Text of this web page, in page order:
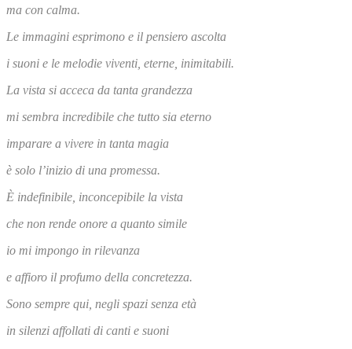
ma con calma.
Le immagini esprimono e il pensiero ascolta
i suoni e le melodie viventi, eterne, inimitabili.
La vista si acceca da tanta grandezza
mi sembra incredibile che tutto sia eterno
imparare a vivere in tanta magia
è solo l’inizio di una promessa.
È indefinibile, inconcepibile la vista
che non rende onore a quanto simile
io mi impongo in rilevanza
e affioro il profumo della concretezza.
Sono sempre qui, negli spazi senza età
in silenzi affollati di canti e suoni